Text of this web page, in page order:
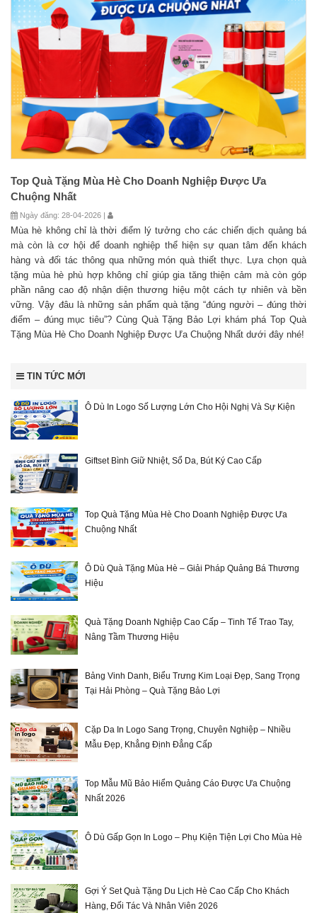
Top Quà Tặng Mùa Hè Cho Doanh Nghiệp Được Ưa
Chuộng Nhất
Ngày đăng: 28-04-2026 |
Mùa hè không chỉ là thời điểm lý tưởng cho các chiến dịch quảng bá
mà còn là cơ hội để doanh nghiệp thể hiện sự quan tâm đến khách
hàng và đối tác thông qua những món quà thiết thực. Lựa chọn quà
tặng mùa hè phù hợp không chỉ giúp gia tăng thiện cảm mà còn góp
phần nâng cao độ nhận diện thương hiệu một cách tự nhiên và bền
vững. Vậy đâu là những sản phẩm quà tặng “đúng người – đúng thời
điểm – đúng mục tiêu”? Cùng Quà Tặng Bảo Lợi khám phá Top Quà
Tặng Mùa Hè Cho Doanh Nghiệp Được Ưa Chuộng Nhất dưới đây nhé!
TIN TỨC MỚI
Ô Dù In Logo Số Lượng Lớn Cho Hội Nghị Và Sự Kiện
Giftset Bình Giữ Nhiệt, Sổ Da, Bút Ký Cao Cấp
Top Quà Tặng Mùa Hè Cho Doanh Nghiệp Được Ưa
Chuộng Nhất
Ô Dù Quà Tặng Mùa Hè – Giải Pháp Quảng Bá Thương
Hiệu
Quà Tặng Doanh Nghiệp Cao Cấp – Tinh Tế Trao Tay,
Nâng Tầm Thương Hiệu
Bảng Vinh Danh, Biểu Trưng Kim Loại Đẹp, Sang Trọng
Tại Hải Phòng – Quà Tặng Bảo Lợi
Cặp Da In Logo Sang Trọng, Chuyên Nghiệp – Nhiều
Mẫu Đẹp, Khẳng Định Đẳng Cấp
Top Mẫu Mũ Bảo Hiểm Quảng Cáo Được Ưa Chuộng
Nhất 2026
Ô Dù Gấp Gọn In Logo – Phụ Kiện Tiện Lợi Cho Mùa Hè
Gợi Ý Set Quà Tặng Du Lịch Hè Cao Cấp Cho Khách
Hàng, Đối Tác Và Nhân Viên 2026